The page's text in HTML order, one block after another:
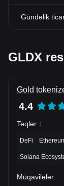
Gündəlik
GLDX
Gold
4.4
Teqlər ：
DeFi
Solana
Müqavilələr: